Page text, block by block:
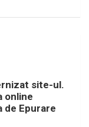
site-ul.
online
de Epurare